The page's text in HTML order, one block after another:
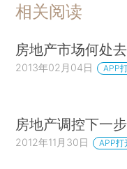
相关阅读
房地产市场何处去
2013年02月04日 APP
房地产调控下一步
2012年11月30日 APP打